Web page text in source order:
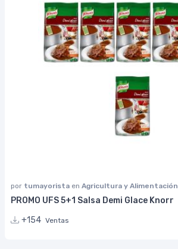
por tumayorista en Agricultura y Alimentación
PROMO UFS 5+1 Salsa Demi Glace Knorr
+154 Ventas